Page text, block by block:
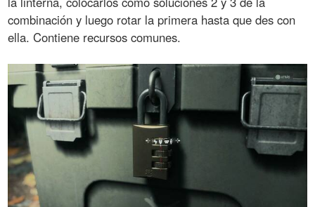
combinación y luego rotar la primera hasta que des con
ella. Contiene recursos comunes.